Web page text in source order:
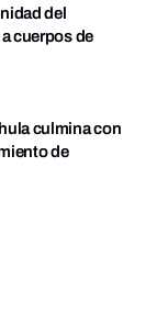
del
cuerpos de
culmina con
de